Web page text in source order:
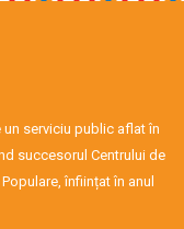
un serviciu public aflat în
succesorul Centrului de
înființat în anul